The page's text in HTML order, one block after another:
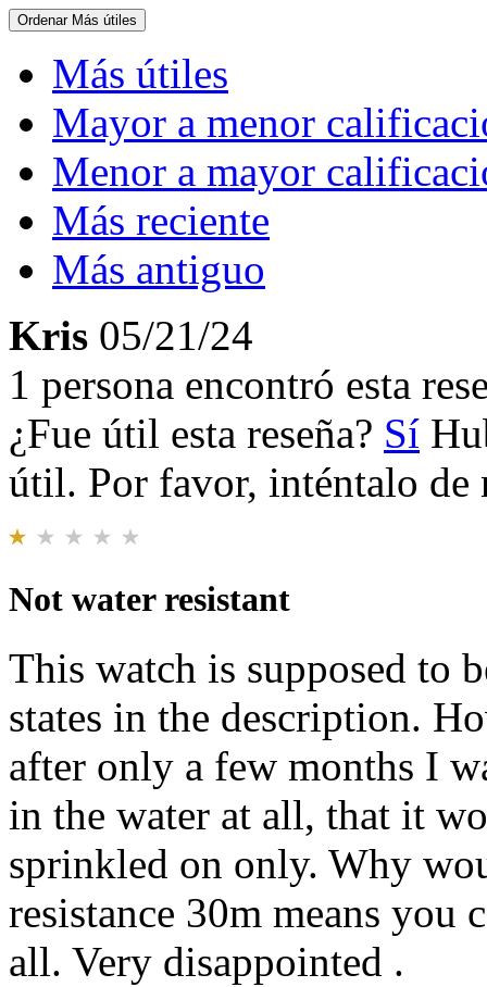
Ordenar Más útiles
Más útiles
Mayor a menor
Menor a mayor
Más reciente
Más antiguo
Kris 05/21/24
1 persona encontró esta
¿Fue útil esta reseña? Sí
útil. Por favor, inténtalo de
Not water resistant
This watch is supposed to
states in the description.
after only a few months I
in the water at all, that it
sprinkled on only. Why
resistance 30m means
all. Very disappointed .